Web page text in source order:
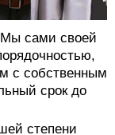
Мы сами своей
с собственным
срок до
степени